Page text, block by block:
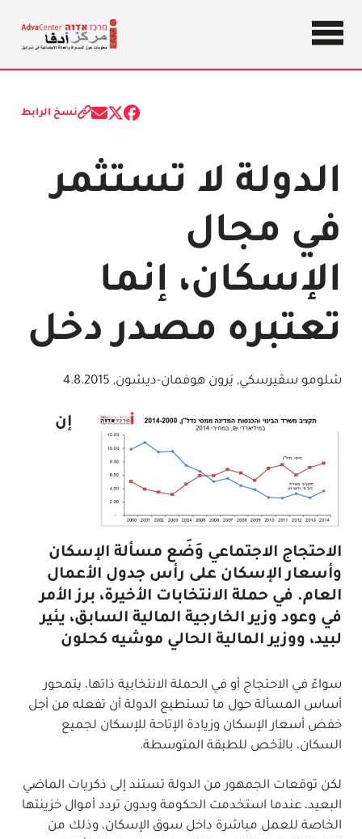
مركز
أدفا
معلومات
حول
المساواة
والعدالة
الاجتماعية
في إسرائيل
الدولة لا تستثمر
في مجال
الإسكان، إنما
تعتبره مصدر دخل
شلومو سڤيرسكي, يَرون هوفمان-ديشون,
4.8.2015
Share
Share
(Twitter)
Shareنسخ الرابط
إن
الاحتجاج الاجتماعي وَضَع مسألة الإسكان
وأسعار الإسكان على رأس جدول الأعمال
العام. في حملة الانتخابات الأخيرة، برز الأمر
في وعود وزير الخارجية المالية السابق، يئير
لبيد، ووزير المالية الحالي موشيه كحلون
سواءً في الاحتجاج أو في الحملة الانتخابية ذاتها، يتمحور
أساس المسألة حول ما تستطيع الدولة أن تفعله من أجل
خفض أسعار الإسكان وزيادة الإتاحة للإسكان لجميع
السكان، بالأخص للطبقة المتوسطة.
لكن توقعات الجمهور من الدولة تستند إلى ذكريات الماضي
البعيد، عندما استخدمت الحكومة وبدون تردد أموال خزينتها
الخاصة للعمل مباشرة داخل سوق الإسكان، وذلك من